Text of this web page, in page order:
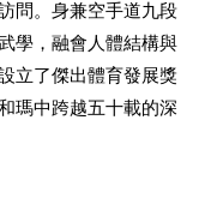
問。身兼空手道九段
學，融會人體結構與
立了傑出體育發展獎
瑪中跨越五十載的深